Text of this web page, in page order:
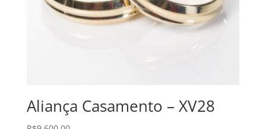
Aliança Casamento – XV28